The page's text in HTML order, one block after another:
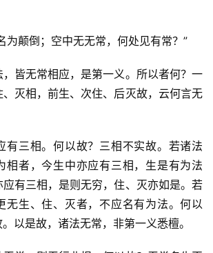
为颠倒；空中无无常，何处见有常？”
皆无常相应，是第一义。所以者何？一
灭相，前生、次住、后灭故，云何言无
有三相。何以故？三相不实故。若诸法
相者，今生中亦应有三相，生是有为法
有三相，是则无穷，住、灭亦如是。若
无生、住、灭者，不应名有为法。何以
以是故，诸法无常，非第一义悉檀。